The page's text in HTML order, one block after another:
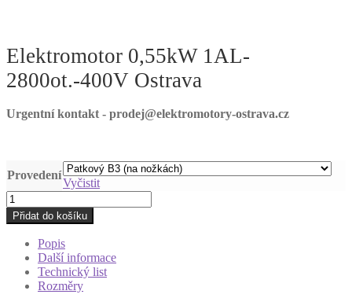
Elektromotor 0,55kW 1AL-
2800ot.-400V Ostrava
Urgentní kontakt - prodej@elektromotory-ostrava.cz
Provedení
Vyčistit
Elektromotor
0,55kW
1AL-
2800ot.-400V
Ostrava
množství
Přidat do košíku
Popis
Další informace
Technický list
Rozměry